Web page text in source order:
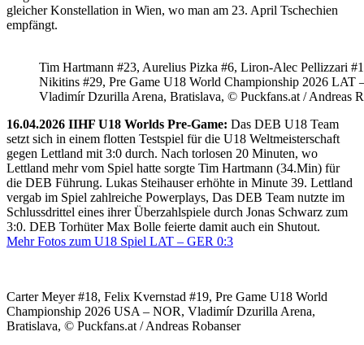
gleicher Konstellation in Wien, wo man am 23. April Tschechien
empfängt.
Tim Hartmann #23, Aurelius Pizka #6, Liron-Alec Pellizzari
Nikitins #29, Pre Game U18 World Championship 2026 LAT
Vladimír Dzurilla Arena, Bratislava, © Puckfans.at / Andreas
16.04.2026 IIHF U18 Worlds Pre-Game: Das DEB U18 Team
setzt sich in einem flotten Testspiel für die U18 Weltmeisterschaft
gegen Lettland mit 3:0 durch. Nach torlosen 20 Minuten, wo
Lettland mehr vom Spiel hatte sorgte Tim Hartmann (34.Min) für
die DEB Führung. Lukas Steihauser erhöhte in Minute 39. Lettland
vergab im Spiel zahlreiche Powerplays, Das DEB Team nutzte im
Schlussdrittel eines ihrer Überzahlspiele durch Jonas Schwarz zum
3:0. DEB Torhüter Max Bolle feierte damit auch ein Shutout.
Mehr Fotos zum U18 Spiel LAT – GER 0:3
Carter Meyer #18, Felix Kvernstad #19, Pre Game U18 World
Championship 2026 USA – NOR, Vladimír Dzurilla Arena,
Bratislava, © Puckfans.at / Andreas Robanser